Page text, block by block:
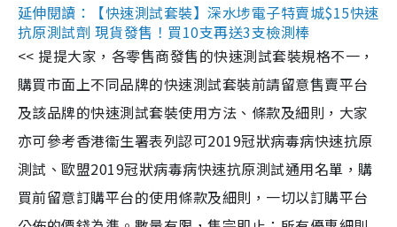
延伸閱讀：【快速測試套裝】深水埗電子特賣城$15快速
抗原測試劑 現貨發售！買10支再送3支檢測棒
<< 提提大家，各零售商發售的快速測試套裝規格不一，
購買市面上不同品牌的快速測試套裝前請留意售賣平台
及該品牌的快速測試套裝使用方法、條款及細則，大家
亦可參考香港衞生署表列認可2019冠狀病毒病快速抗原
測試、歐盟2019冠狀病毒病快速抗原測試通用名單，購
買前留意訂購平台的使用條款及細則，一切以訂購平台